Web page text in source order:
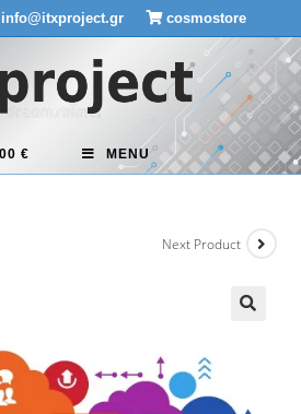
cosmostore
€ MENU
Next Product